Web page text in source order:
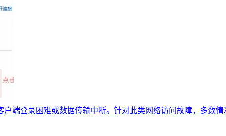
端登录困难或数据传输中断。针对此类网络访问故障，多数